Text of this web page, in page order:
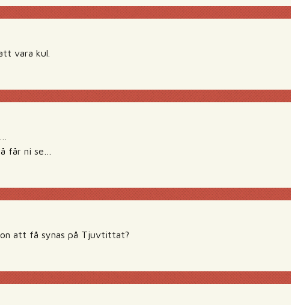
vara kul.
får ni se…
att få synas på Tjuvtittat?